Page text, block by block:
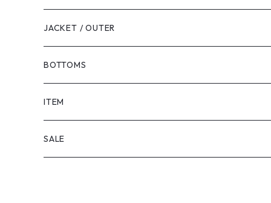
JACKET / OUTER
BOTTOMS
SHORTS
PANTS
ITEM
SALE